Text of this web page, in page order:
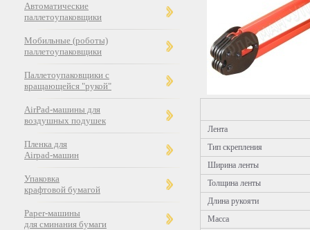
Автоматические
паллетоупаковщики
Мобильные (роботы)
паллетоупаковщики
Паллетоупаковщики с
вращающейся "рукой"
AirPad-машины для
воздушных подушек
Пленка для
Airpad-машин
Упаковка
крафтовой бумагой
Paper-машины
для сминания бумаги
Лента
Тип скрепления
Ширина ленты
Толщина ленты
Длина рукояти
Масса